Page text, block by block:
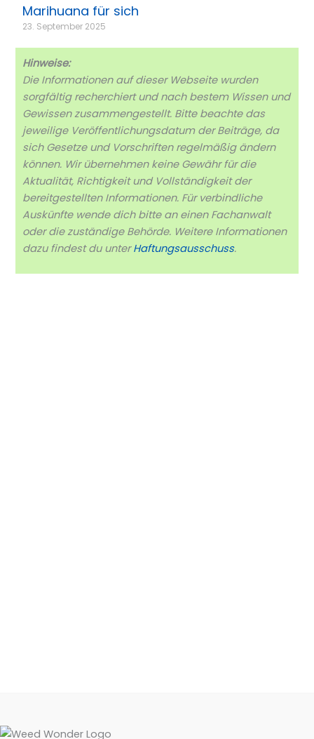
Marihuana für sich
23. September 2025
Hinweise:
Die Informationen auf dieser Webseite wurden
sorgfältig recherchiert und nach bestem Wissen und
Gewissen zusammengestellt. Bitte beachte das
jeweilige Veröffentlichungsdatum der Beiträge, da
sich Gesetze und Vorschriften regelmäßig ändern
können. Wir übernehmen keine Gewähr für die
Aktualität, Richtigkeit und Vollständigkeit der
bereitgestellten Informationen. Für verbindliche
Auskünfte wende dich bitte an einen Fachanwalt
oder die zuständige Behörde. Weitere Informationen
dazu findest du unterHaftungsausschuss.